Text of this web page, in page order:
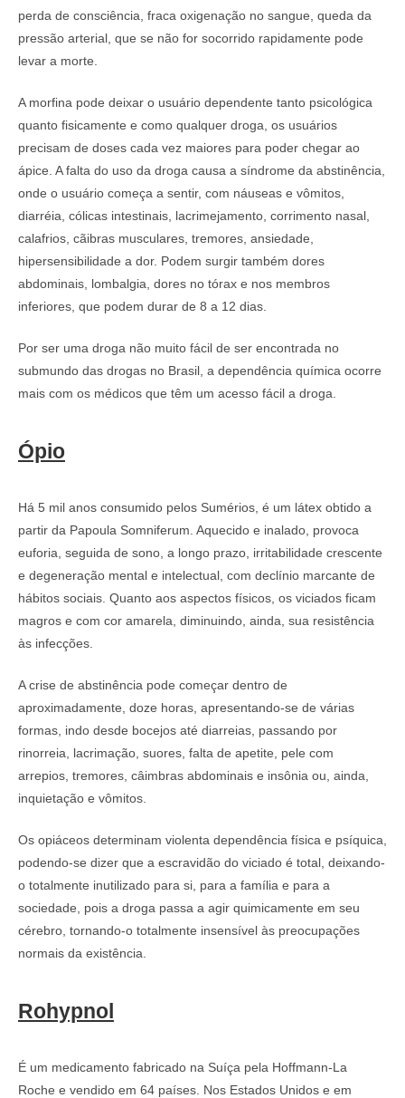
perda de consciência, fraca oxigenação no sangue, queda da
pressão arterial, que se não for socorrido rapidamente pode
levar a morte.
A morfina pode deixar o usuário dependente tanto psicológica
quanto fisicamente e como qualquer droga, os usuários
precisam de doses cada vez maiores para poder chegar ao
ápice. A falta do uso da droga causa a síndrome da abstinência,
onde o usuário começa a sentir, com náuseas e vômitos,
diarréia, cólicas intestinais, lacrimejamento, corrimento nasal,
calafrios, cãibras musculares, tremores, ansiedade,
hipersensibilidade a dor. Podem surgir também dores
abdominais, lombalgia, dores no tórax e nos membros
inferiores, que podem durar de 8 a 12 dias.
Por ser uma droga não muito fácil de ser encontrada no
submundo das drogas no Brasil, a dependência química ocorre
mais com os médicos que têm um acesso fácil a droga.
Ópio
Há 5 mil anos consumido pelos Sumérios, é um látex obtido a
partir da Papoula Somniferum. Aquecido e inalado, provoca
euforia, seguida de sono, a longo prazo, irritabilidade crescente
e degeneração mental e intelectual, com declínio marcante de
hábitos sociais. Quanto aos aspectos físicos, os viciados ficam
magros e com cor amarela, diminuindo, ainda, sua resistência
às infecções.
A crise de abstinência pode começar dentro de
aproximadamente, doze horas, apresentando-se de várias
formas, indo desde bocejos até diarreias, passando por
rinorreia, lacrimação, suores, falta de apetite, pele com
arrepios, tremores, câimbras abdominais e insônia ou, ainda,
inquietação e vômitos.
Os opiáceos determinam violenta dependência física e psíquica,
podendo-se dizer que a escravidão do viciado é total, deixando-
o totalmente inutilizado para si, para a família e para a
sociedade, pois a droga passa a agir quimicamente em seu
cérebro, tornando-o totalmente insensível às preocupações
normais da existência.
Rohypnol
É um medicamento fabricado na Suíça pela Hoffmann-La
Roche e vendido em 64 países. Nos Estados Unidos e em